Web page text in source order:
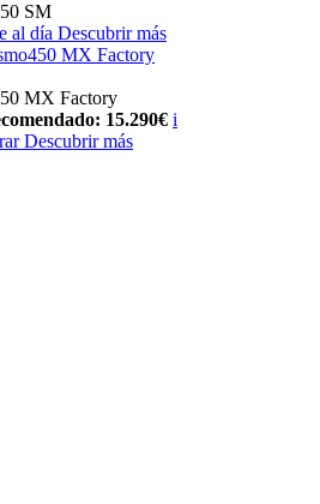
SM
al día Descubrir más
MX Factory
MX Factory
15.290€ i
Descubrir más